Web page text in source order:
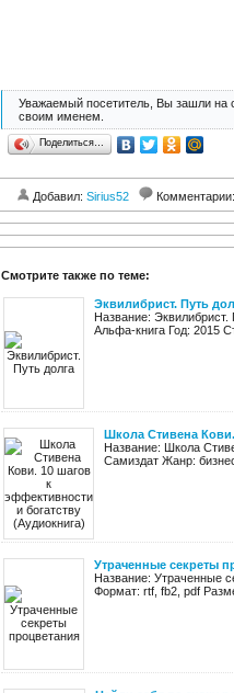
Уважаемый посетитель, Вы зашли на
своим именем.
Поделиться…
Добавил: Sirius52
Смотрите также по теме:
Эквилибрист. Путь
Название:
Альфа-книга Год: 2015
Школа Стивена
Название: Школа
Самиздат Жанр:
Утраченные секреты
Название: Утраченные
Формат: rtf, fb2, pdf